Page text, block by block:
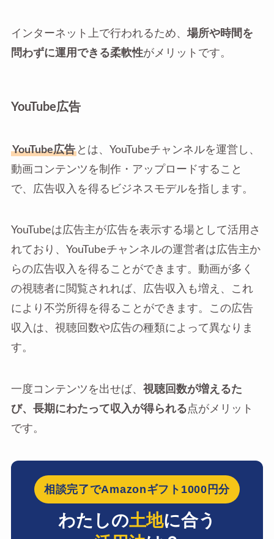
インターネット上で行われるため、 場所や時間を
問わずに運用できる柔軟性がメリットです。
YouTube広告
YouTube広告とは、YouTubeチャンネルを運営し、
動画コンテンツを制作・アップロードすること
で、広告収入を得るビジネスモデルを指します。
YouTubeは広告主が広告を表示する場として活用さ
れており、YouTubeチャンネルの運営者は広告主か
らの広告収入を得ることができます。動画が多く
の視聴者に閲覧されれば、広告収入も増え、これ
により不労所得を得ることができます。この広告
収入は、視聴回数や広告の種類によって異なりま
す。
一度コンテンツを出せば、 視聴回数が増えるた
び、長期にわたって収入が得られる点がメリット
です。
相談完了でAmazonギフト1000円分
わたしの土地に合う